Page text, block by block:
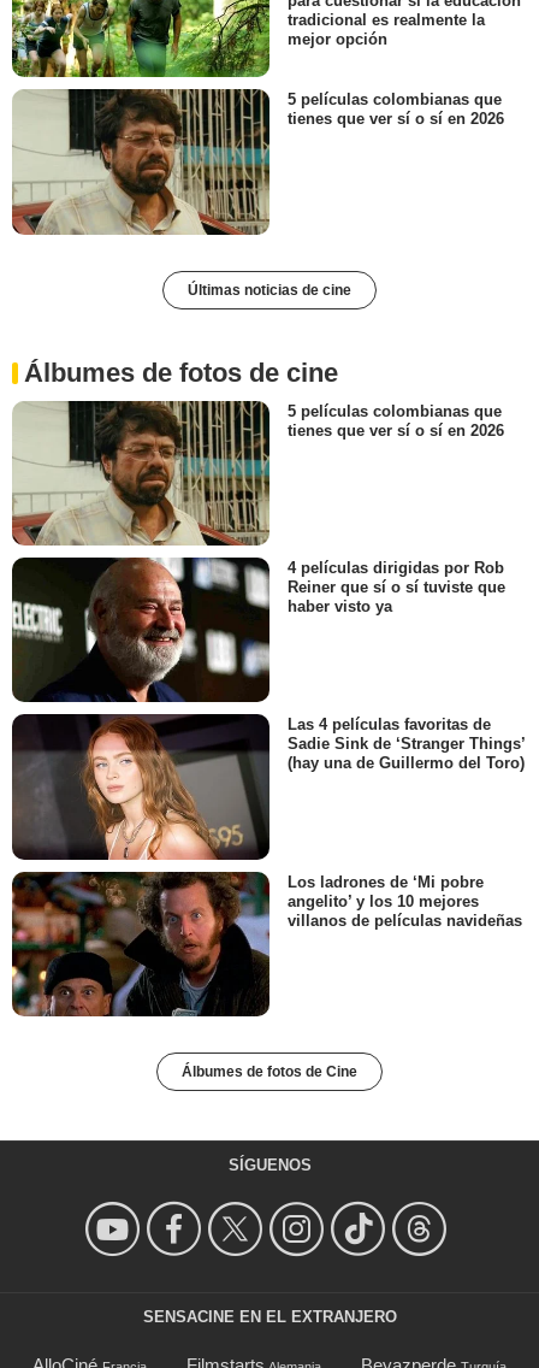
tradicional es realmente la
mejor opción
5 películas colombianas que
tienes que ver sí o sí en 2026
Últimas noticias de cine
Álbumes de fotos de cine
5 películas colombianas que
tienes que ver sí o sí en 2026
4 películas dirigidas por Rob
Reiner que sí o sí tuviste que
haber visto ya
Las 4 películas favoritas de
Sadie Sink de ‘Stranger Things’
(hay una de Guillermo del Toro)
Los ladrones de ‘Mi pobre
angelito’ y los 10 mejores
villanos de películas navideñas
Álbumes de fotos de Cine
SÍGUENOS
SENSACINE EN EL EXTRANJERO